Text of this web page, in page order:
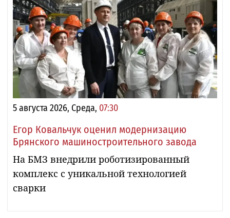
5 августа 2026, Среда, 07:30
Егор Ковальчук оценил модернизацию
Брянского машиностроительного завода
На БМЗ внедрили роботизированный
комплекс с уникальной технологией
сварки